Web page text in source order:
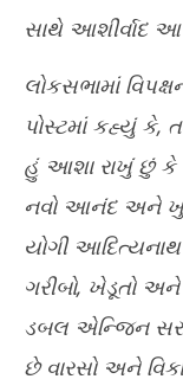
સાથે આશીર્વાદ
લોકસભામાં
પોસ્ટમાં કહ્યું કે,
હું આશા રાખું છું કે
નવો આનંદ અને
યોગી
ગરીબો, ખેડૂતો
ડબલ એન્જિન
છે વારસો અને